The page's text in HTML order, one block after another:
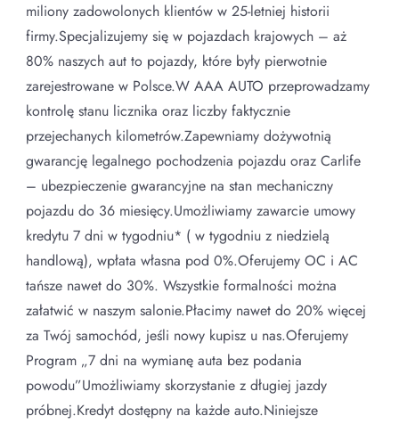
miliony zadowolonych klientów w 25-letniej historii
firmy.Specjalizujemy się w pojazdach krajowych – aż
80% naszych aut to pojazdy, które były pierwotnie
zarejestrowane w Polsce.W AAA AUTO przeprowadzamy
kontrolę stanu licznika oraz liczby faktycznie
przejechanych kilometrów.Zapewniamy dożywotnią
gwarancję legalnego pochodzenia pojazdu oraz Carlife
– ubezpieczenie gwarancyjne na stan mechaniczny
pojazdu do 36 miesięcy.Umożliwiamy zawarcie umowy
kredytu 7 dni w tygodniu* ( w tygodniu z niedzielą
handlową), wpłata własna pod 0%.Oferujemy OC i AC
tańsze nawet do 30%. Wszystkie formalności można
załatwić w naszym salonie.Płacimy nawet do 20% więcej
za Twój samochód, jeśli nowy kupisz u nas.Oferujemy
Program „7 dni na wymianę auta bez podania
powodu”Umożliwiamy skorzystanie z długiej jazdy
próbnej.Kredyt dostępny na każde auto.Niniejsze